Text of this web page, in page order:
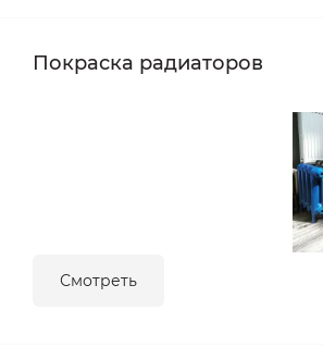
Покраска радиаторов
Смотреть